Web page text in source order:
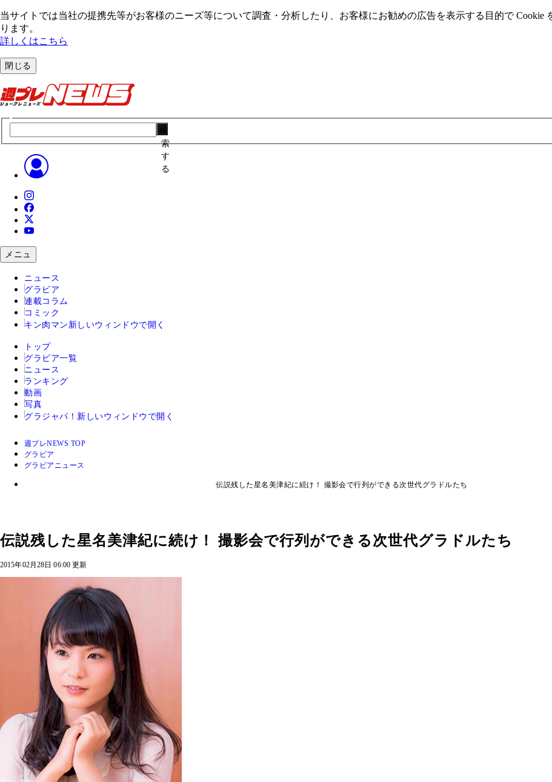
当サイトでは当社の提携先等がお客様のニーズ等について調査・分析したり、お客様にお勧めの広告を表⽰する⽬的で Cookie
ります。
詳しくはこちら
閉じる
索
す
る
メニュ
ニュース
グラビア
連載コラム
コミック
キン肉マン 新しいウィンドウで開く
トップ
グラビア一覧
ニュース
ランキング
動画
写真
グラジャパ！ 新しいウィンドウで開く
週プレNEWS TOP
グラビア
グラビアニュース
伝説残した星名美津紀に続け！ 撮影会で行列ができる次世代グラドルたち
伝説残した星名美津紀に続け！ 撮影会で行列ができる次世代グラドルたち
2015年02月28日 06:00 更新